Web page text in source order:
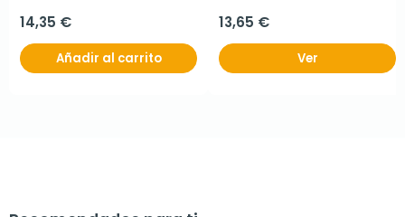
14,35 €
Añadir al carrito
13,65 €
Ver